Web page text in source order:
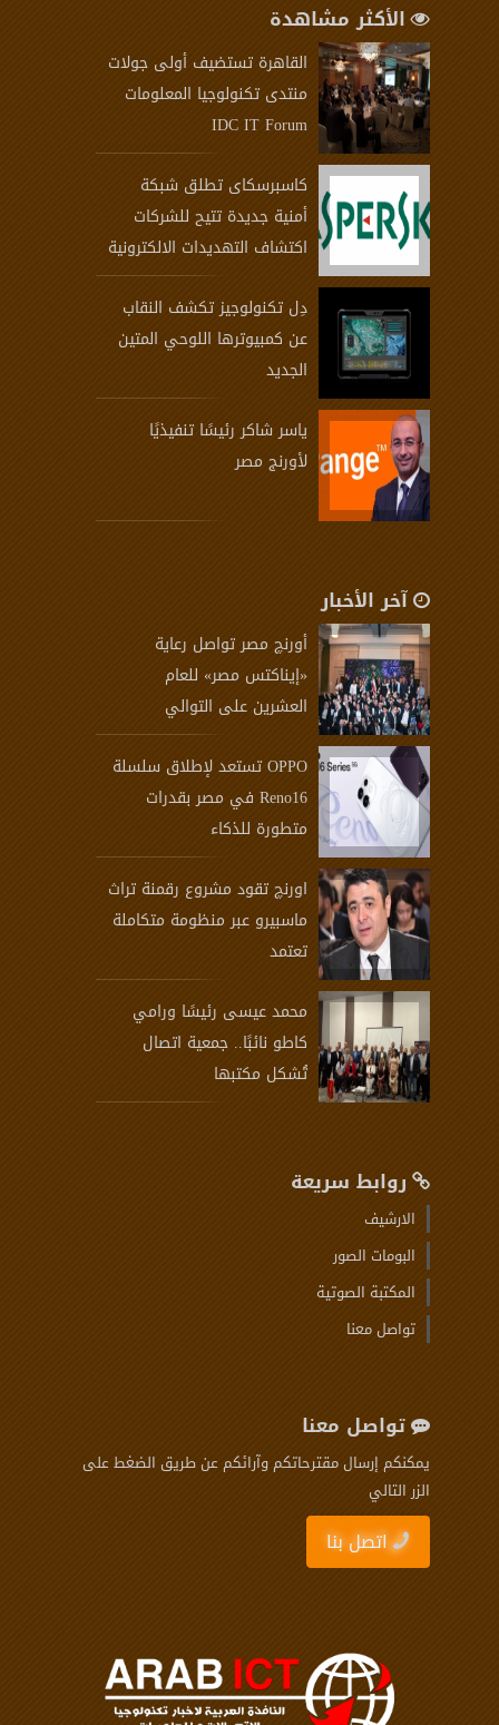
الأكثر مشاهدة
القاهرة تستضيف أولى جولات
منتدى تكنولوجيا المعلومات
IDC IT Forum
كاسبرسكاى تطلق شبكة
أمنية جديدة تتيح للشركات
اكتشاف التهديدات الالكترونية
دِل تكنولوجيز تكشف النقاب
عن كمبيوترها اللوحي المتين
الجديد
ياسر شاكر رئيسًا تنفيذيًا
لأورنج مصر
آخر الأخبار
أورنچ مصر تواصل رعاية
«إيناكتس مصر» للعام
العشرين على التوالي
OPPO تستعد لإطلاق سلسلة
Reno16 في مصر بقدرات
متطورة للذكاء
اورنچ تقود مشروع رقمنة تراث
ماسبيرو عبر منظومة متكاملة
تعتمد
محمد عيسى رئيسًا ورامي
كاطو نائبًا.. جمعية اتصال
تُشكل مكتبها
روابط سريعة
الارشيف
البومات الصور
المكتبة الصوتية
تواصل معنا
تواصل معنا
يمكنكم إرسال مقترحاتكم وآرائكم عن طريق الضغط على
الزر التالي
اتصل بنا